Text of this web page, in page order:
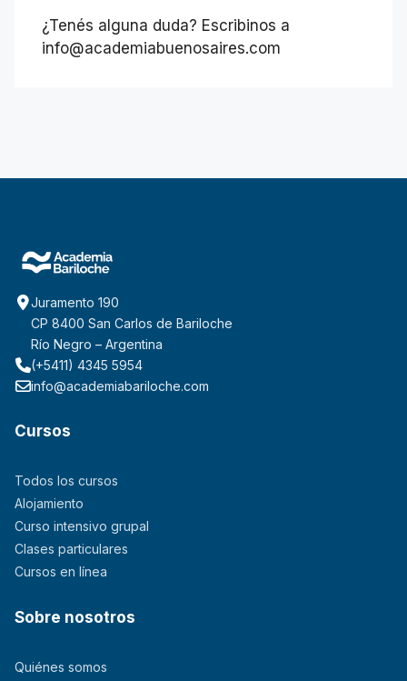
¿Tenés alguna duda? Escribinos a
info@academiabuenosaires.com
Juramento 190
CP 8400 San Carlos de Bariloche
Río Negro – Argentina
(+5411) 4345 5954
info@academiabariloche.com
Cursos
Todos los cursos
Alojamiento
Curso intensivo grupal
Clases particulares
Cursos en línea
Sobre nosotros
Quiénes somos